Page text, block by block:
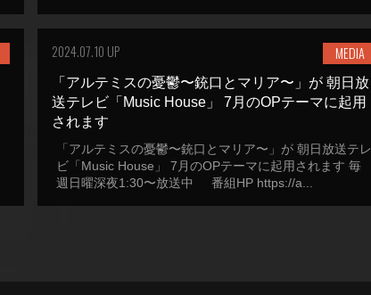
2024.07.10 UP MEDIA
「アルテミスの憂鬱〜銃口とマリア〜」が 朝日放
送テレビ「Music House」 7月のOPテーマに起用
されます
「アルテミスの憂鬱〜銃口とマリア〜」が 朝日放送テレ
ビ「Music House」 7月のOPテーマに起用されます 毎
週日曜深夜1:30〜放送中 番組HP https://a...